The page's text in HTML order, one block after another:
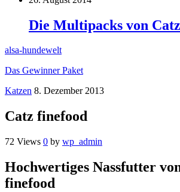
Die Multipacks von
alsa-hundewelt
Das Gewinner Paket
Katzen 8. Dezember 2013
Catz finefood
72 Views 0 by wp_admin
Hochwertiges Nassfutter
finefood